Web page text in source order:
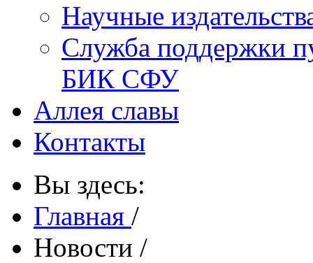
Научные
Служба поддержки
БИК СФУ
Аллея славы
Контакты
Вы здесь:
Главная /
Новости /